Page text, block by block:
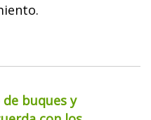
buques y